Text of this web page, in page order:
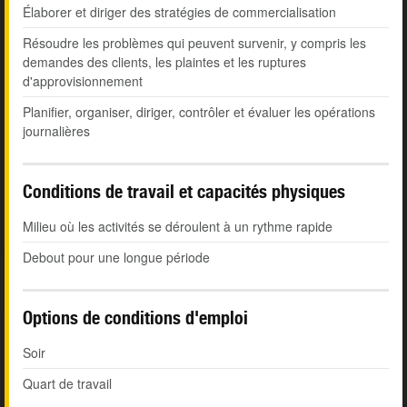
Élaborer et diriger des stratégies de commercialisation
Résoudre les problèmes qui peuvent survenir, y compris les
demandes des clients, les plaintes et les ruptures
d'approvisionnement
Planifier, organiser, diriger, contrôler et évaluer les opérations
journalières
Conditions de travail et capacités physiques
Milieu où les activités se déroulent à un rythme rapide
Debout pour une longue période
Options de conditions d'emploi
Soir
Quart de travail